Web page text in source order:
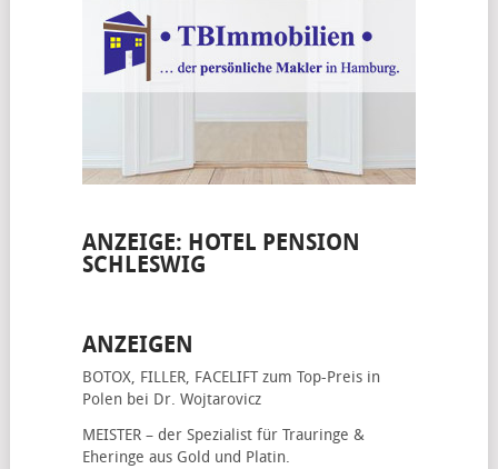
ANZEIGE: HOTEL PENSION
SCHLESWIG
ANZEIGEN
BOTOX, FILLER, FACELIFTzum Top-Preis in
Polen bei Dr. Wojtarovicz
MEISTER – der Spezialist für Trauringe &
Eheringe aus Gold und Platin.